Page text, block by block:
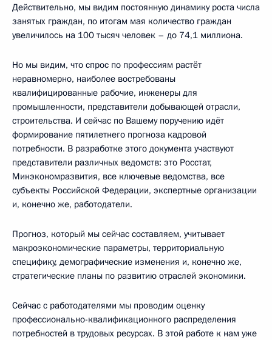
Действительно, мы видим постоянную динамику роста числа
занятых граждан, по итогам мая количество граждан
увеличилось на 100 тысяч человек – до 74,1 миллиона.
Но мы видим, что спрос по профессиям растёт
неравномерно, наиболее востребованы
квалифицированные рабочие, инженеры для
промышленности, представители добывающей отрасли,
строительства. И сейчас по Вашему поручению идёт
формирование пятилетнего прогноза кадровой
потребности. В разработке этого документа участвуют
представители различных ведомств: это Росстат,
Минэкономразвития, все ключевые ведомства, все
субъекты Российской Федерации, экспертные организации
и, конечно же, работодатели.
Прогноз, который мы сейчас составляем, учитывает
макроэкономические параметры, территориальную
специфику, демографические изменения и, конечно же,
стратегические планы по развитию отраслей экономики.
Сейчас с работодателями мы проводим оценку
профессионально-квалификационного распределения
потребностей в трудовых ресурсах. В этой работе к нам уже